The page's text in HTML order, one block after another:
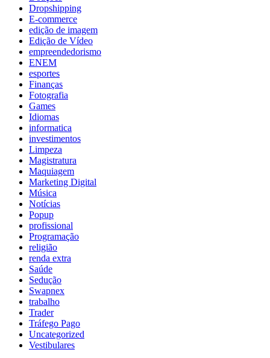
Dropshipping
E-commerce
edição de imagem
Edição de Vídeo
empreendedorismo
ENEM
esportes
Finanças
Fotografia
Games
Idiomas
informatica
investimentos
Limpeza
Magistratura
Maquiagem
Marketing Digital
Música
Notícias
Popup
profissional
Programação
religião
renda extra
Saúde
Sedução
Swapnex
trabalho
Trader
Tráfego Pago
Uncategorized
Vestibulares